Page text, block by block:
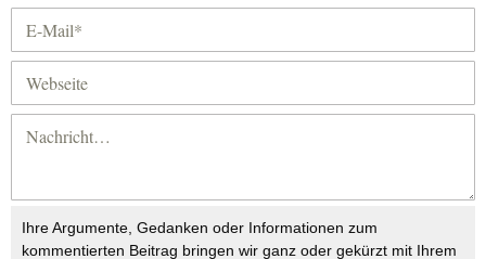
Ihre Argumente, Gedanken oder Informationen zum
kommentierten Beitrag bringen wir ganz oder gekürzt mit Ihrem